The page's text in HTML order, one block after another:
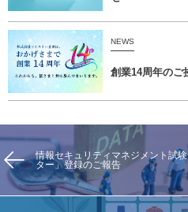
NEWS
創業14周年のご
情報セキュリティマネジメント試
ター」登録のご報告